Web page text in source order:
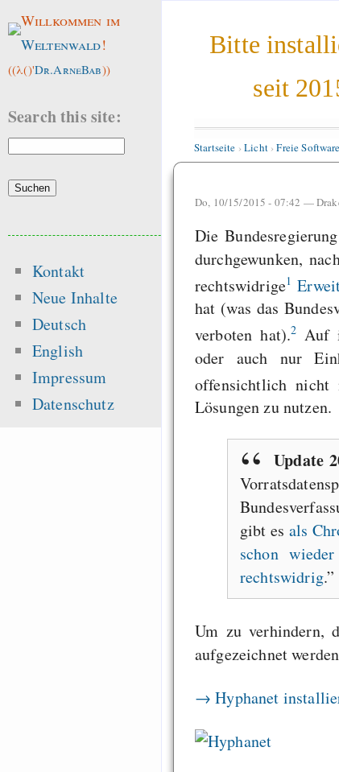
Bitte
seit
Startseite ›Licht›Freie Software
Do, 10/15/2015 - 07:42 —
Die
durchgewunken,
rechtswidrige1
hat (was das
verboten hat).2 Auf
oder auch nur
offensichtlich nicht
Lösungen zu nutzen.
Update
gibt es als
schon
rechtswidrig.
Um zu verhindern,
aufgezeichnet
→ Hyphanet
Willkommen im
Weltenwald!
((λ()'Dr.ArneBab))
Search this site:
Kontakt
Neue Inhalte
Deutsch
English
Impressum
Datenschutz